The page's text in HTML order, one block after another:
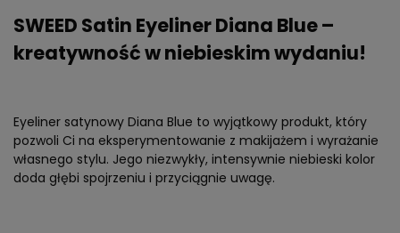
SWEED Satin Eyeliner Diana Blue –
kreatywność w niebieskim wydaniu!
Eyeliner satynowy Diana Blue to wyjątkowy produkt, który
pozwoli Ci na eksperymentowanie z makijażem i wyrażanie
własnego stylu. Jego niezwykły, intensywnie niebieski kolor
doda głębi spojrzeniu i przyciągnie uwagę.